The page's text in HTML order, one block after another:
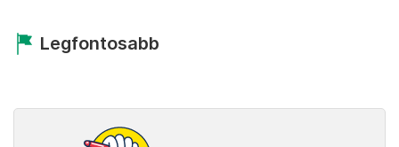
Legfontosabb